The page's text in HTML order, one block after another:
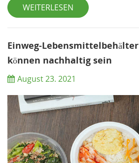
kunststoffprodukten verwendet
jedes Plastikbehälters befindet sich
Markierung, die aus 3 Pfeilen
von 1 bis 7 befindet sich in der
Wenn die Nummer 05 oder höher
WEITERLESEN
Einweg-
können nachhaltig sein
August 23. 2021